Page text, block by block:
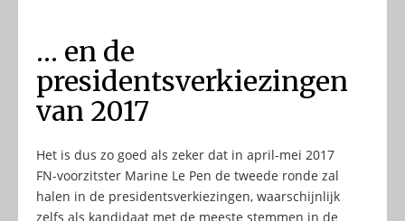
… en de
presidentsverkiezingen
van 2017
Het is dus zo goed als zeker dat in april-mei 2017
FN-voorzitster Marine Le Pen de tweede ronde zal
halen in de presidentsverkiezingen, waarschijnlijk
zelfs als kandidaat met de meeste stemmen in de